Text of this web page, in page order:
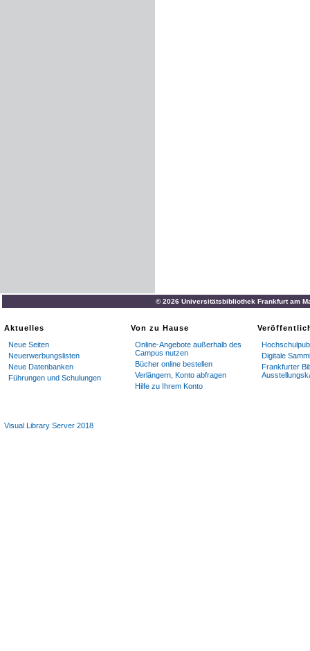
© 2026 Universitätsbibliothek Frankfurt am
Aktuelles
Neue Seiten
Neuerwerbungslisten
Neue Datenbanken
Führungen und Schulungen
Von zu Hause
Online-Angebote außerhalb des
Campus nutzen
Bücher online bestellen
Verlängern, Konto abfragen
Hilfe zu Ihrem Konto
Digitale
Frankfurter
Visual Library Server 2018